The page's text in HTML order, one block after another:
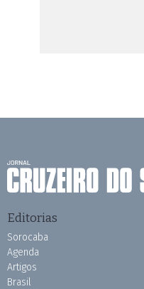
Editorias
Sorocaba
Agenda
Artigos
Brasil